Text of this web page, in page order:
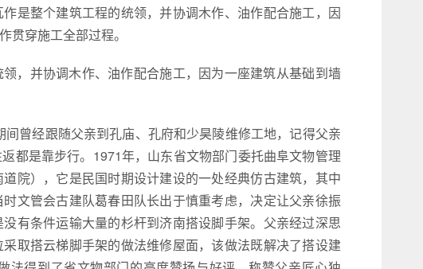
是整个建筑工程的统领，并协调木作、油作配合施工，因
贯穿施工全部过程。
，并协调木作、油作配合施工，因为一座建筑从基础到墙
曾经跟随父亲到孔庙、孔府和少昊陵维修工地，记得父亲
都是靠步行。1971年，山东省文物部门委托曲阜文物管理
院），它是民国时期设计建设的一处经典仿古建筑，其中
文管会古建队葛春田队长出于慎重考虑，决定让父亲徐振
有条件运输大量的杉杆到济南搭设脚手架。父亲经过深思
取搭云梯脚手架的做法维修屋面，该做法既解决了搭设建